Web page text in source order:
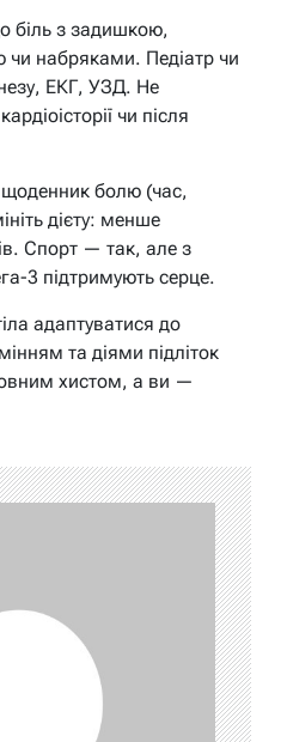
біль з задишкою,
чи набряками. Педіатр чи
ЕКГ, УЗД. Не
чи після
щоденник болю (час,
дієту: менше
Спорт — так, але з
3 підтримують серце.
адаптуватися до
та діями підліток
хистом, а ви —